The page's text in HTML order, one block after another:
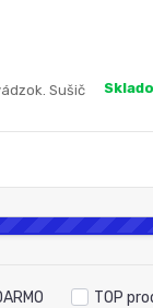
Sušič
TOP